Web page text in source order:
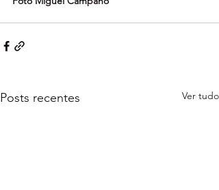
Posts recentes Ver tudo